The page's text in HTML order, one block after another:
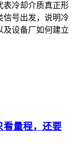
表冷却介质真正形
信号出发，说明冷
及设备厂如何建立
看量程，还要